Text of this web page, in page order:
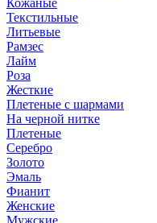
Кожаные
Текстильные
Литьевые
Рамзес
Лайм
Роза
Жесткие
Плетеные с шармами
На черной нитке
Плетеные
Серебро
Золото
Эмаль
Фианит
Женские
Мужские